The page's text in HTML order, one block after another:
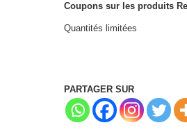
Coupons sur les produits
Quantités limitées
PARTAGER SUR